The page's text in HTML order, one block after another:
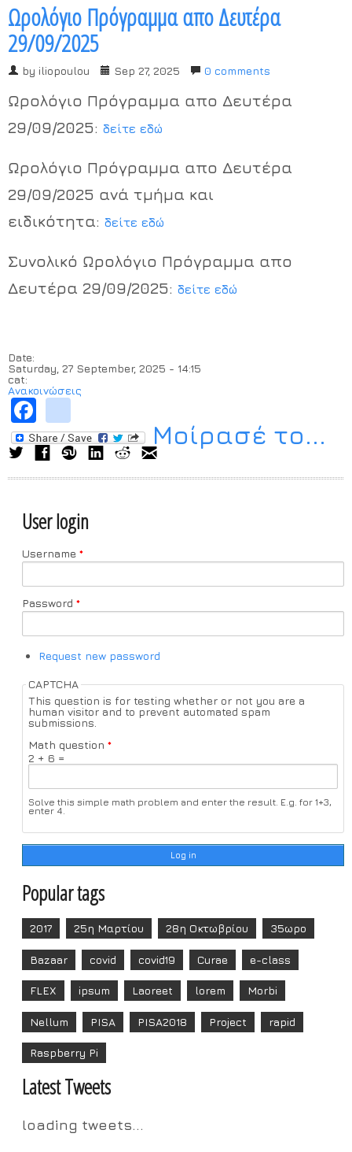
Μαθητές και Γονείς/Κηδεμόνες
Ανακοινώσεις
Χρήσιμα Έντυπα
Ωρολόγιο Πρόγραμμα απο Δευτέρα
29/09/2025
by iliopoulou Sep 27, 2025 0 comments
Ωρολόγιο Πρόγραμμα απο Δευτέρα
29/09/2025: δείτε εδώ
Ωρολόγιο Πρόγραμμα απο Δευτέρα
29/09/2025 ανά τμήμα και
ειδικότητα: δείτε εδώ
Συνολικό Ωρολόγιο Πρόγραμμα απο
Δευτέρα 29/09/2025: δείτε εδώ
Date:
Saturday, 27 September, 2025 - 14:15
cat:
Ανακοινώσεις
Μοίρασέ το...
User login
Username *
Password *
Request new password
CAPTCHA
This question is for testing whether or not you are a
human visitor and to prevent automated spam
submissions.
Math question *
2 + 6 =
Solve this simple math problem and enter the result. E.g. for 1+3,
enter 4.
Popular tags
2017 25η Μαρτίου 28η Οκτωβρίου 35ωρο
Bazaar covid covid19 Curae e-class
FLEX ipsum Laoreet lorem Morbi
Nellum PISA PISA2018 Project rapid
Raspberry Pi
Latest Tweets
loading tweets...